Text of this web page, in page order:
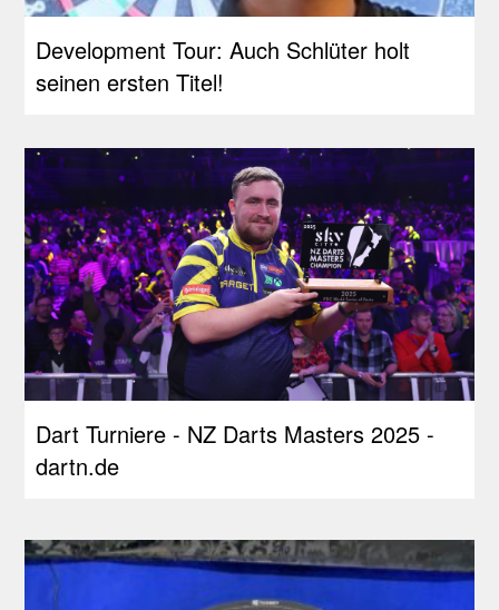
Development Tour: Auch Schlüter holt
seinen ersten Titel!
Dart Turniere - NZ Darts Masters 2025 -
dartn.de